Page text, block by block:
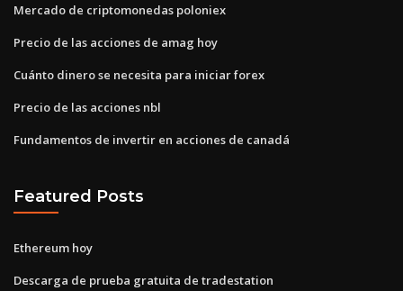
Mercado de criptomonedas poloniex
Precio de las acciones de amag hoy
Cuánto dinero se necesita para iniciar forex
Precio de las acciones nbl
Fundamentos de invertir en acciones de canadá
Featured Posts
Ethereum hoy
Descarga de prueba gratuita de tradestation